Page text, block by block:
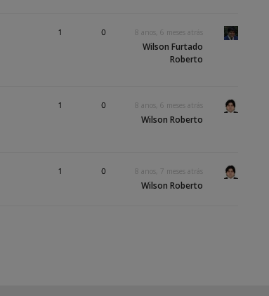
1 0 8 anos, 6 meses atrás
Wilson Furtado
Roberto
1 0 8 anos, 6 meses atrás
Wilson Roberto
1 0 8 anos, 7 meses atrás
Wilson Roberto